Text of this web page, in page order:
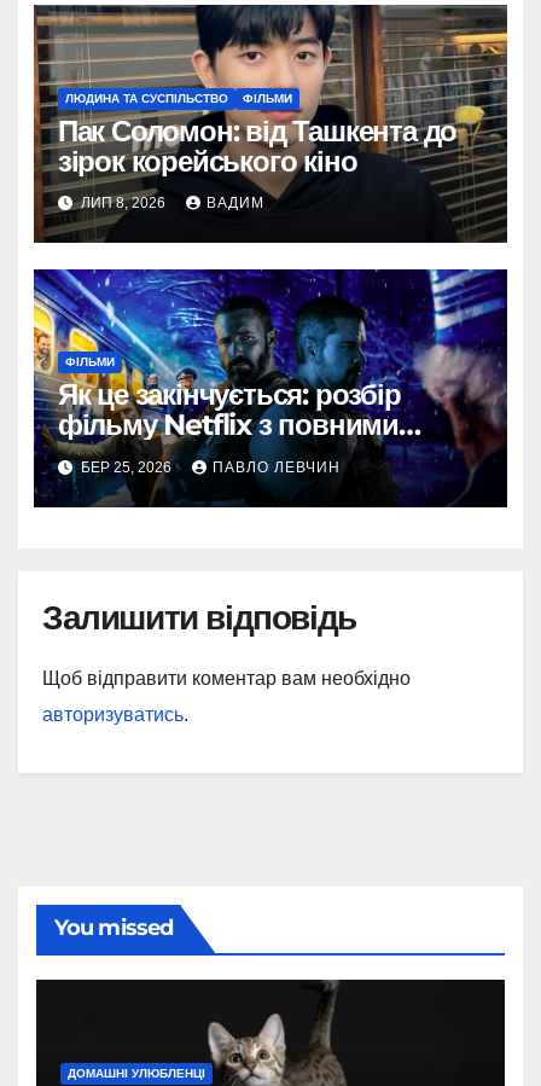
ЛЮДИНА ТА СУСПІЛЬСТВО ФІЛЬМИ
Пак Соломон: від Ташкента до
зірок корейського кіно
ЛИП 8, 2026 ВАДИМ
ФІЛЬМИ
Як це закінчується: розбір
фільму Netflix з повними
спойлерами
БЕР 25, 2026 ПАВЛО ЛЕВЧИН
Залишити відповідь
Щоб відправити коментар вам необхідно
авторизуватись.
You missed
ДОМАШНІ УЛЮБЛЕНЦІ